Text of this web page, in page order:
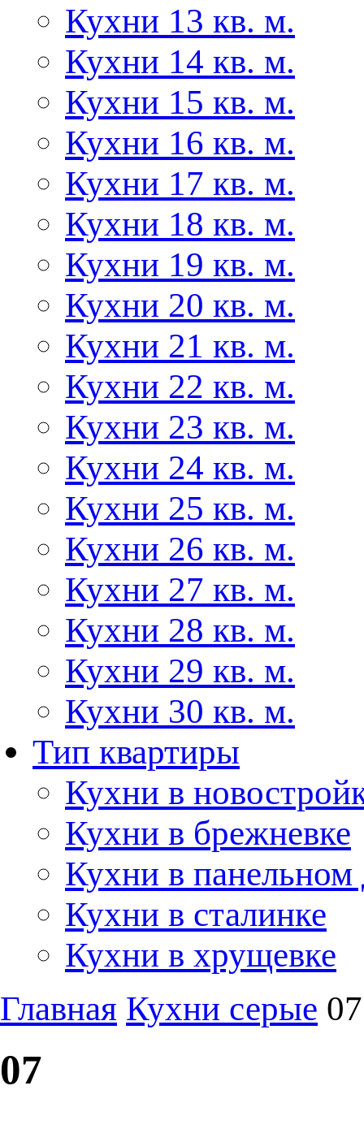
Кухни 13 кв. м.
Кухни 14 кв. м.
Кухни 15 кв. м.
Кухни 16 кв. м.
Кухни 17 кв. м.
Кухни 18 кв. м.
Кухни 19 кв. м.
Кухни 20 кв. м.
Кухни 21 кв. м.
Кухни 22 кв. м.
Кухни 23 кв. м.
Кухни 24 кв. м.
Кухни 25 кв. м.
Кухни 26 кв. м.
Кухни 27 кв. м.
Кухни 28 кв. м.
Кухни 29 кв. м.
Кухни 30 кв. м.
Тип квартиры
Кухни в
Кухни в брежневке
Кухни в панельном
Кухни в сталинке
Кухни в хрущевке
Главная Кухни серые 07
07